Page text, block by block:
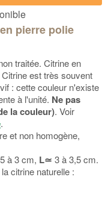
pierre polie
traitée. Citrine en
est très souvent
: cette couleur n'existe
à l'unité. Ne pas
la couleur). Voir
.
et non homogène,
à 3 cm, L≃ 3 à 3,5 cm.
citrine naturelle :